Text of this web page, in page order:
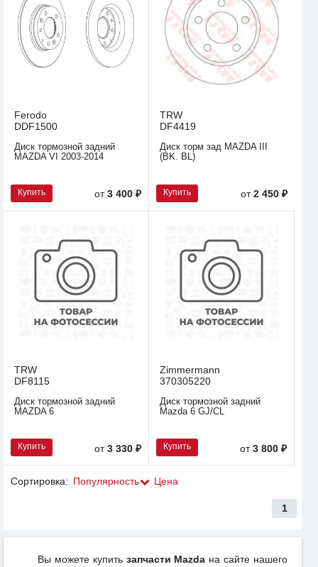
Ferodo
DDF1500
Диск тормозной задний
MAZDA VI 2003-2014
Купить от3 400 ₽
TRW
DF4419
Диск торм зад MAZDA III
(BK. BL)
Купить от2 450 ₽
TRW
DF8115
Диск тормозной задний
MAZDA 6
Купить от3 330 ₽
Zimmermann
370305220
Диск тормозной задний
Mazda 6 GJ/CL
Купить от3 800 ₽
Сортировка: Популярность Цена
1
Вы можете купить запчасти Mazda на сайте нашего